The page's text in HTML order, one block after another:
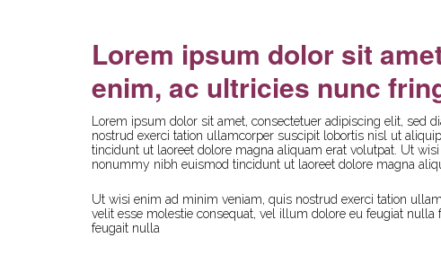
Lorem ipsum dolor sit
enim, ac ultricies nunc
Lorem ipsum dolor sit amet, consectetuer adipiscing elit,
nostrud exerci tation ullamcorper suscipit lobortis nisl ut
tincidunt ut laoreet dolore magna aliquam erat volutpat. Ut
nonummy nibh euismod tincidunt ut laoreet dolore magna
Ut wisi enim ad minim veniam, quis nostrud exerci tation
velit esse molestie consequat, vel illum dolore eu feugiat
feugait nulla